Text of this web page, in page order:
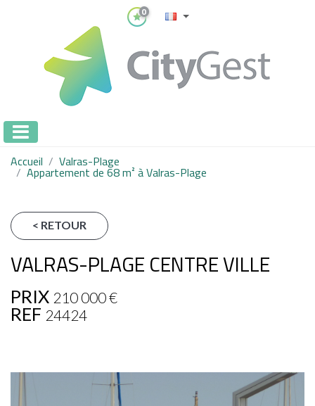
0
Accueil Valras-Plage
Appartement de 68 m² à Valras-Plage
< RETOUR
VALRAS-PLAGE CENTRE VILLE
PRIX 210 000€
REF 24424